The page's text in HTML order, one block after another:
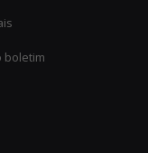
boletim